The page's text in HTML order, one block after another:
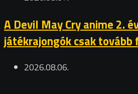
A Devil May Cry anime 2.
játékrajongók csak tovább
2026.08.06.